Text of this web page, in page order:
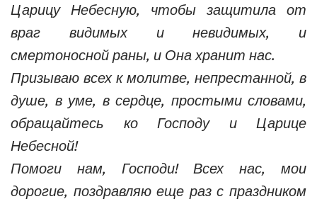
Царицу Небесную, чтобы защитила от
враг видимых и невидимых, и
смертоносной раны, и Она хранит нас.
Призываю всех к молитве, непрестанной, в
душе, в уме, в сердце, простыми словами,
обращайтесь ко Господу и Царице
Небесной!
Помоги нам, Господи! Всех нас, мои
дорогие, поздравляю еще раз с праздником